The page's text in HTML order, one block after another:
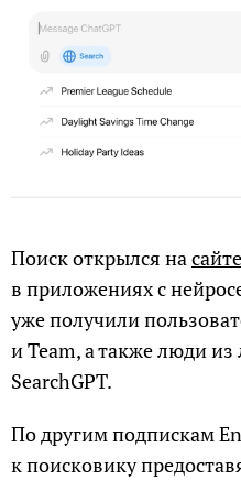
Поиск открылся на сайте
в приложениях с
уже получили
и Team, а также люди
SearchGPT.
По другим подпискам
к поисковику